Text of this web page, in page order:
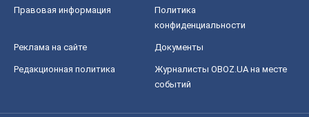
Правовая информация
Политика
конфиденциальности
Реклама на сайте Документы
Редакционная политика
Журналисты OBOZ.UA на месте
событий